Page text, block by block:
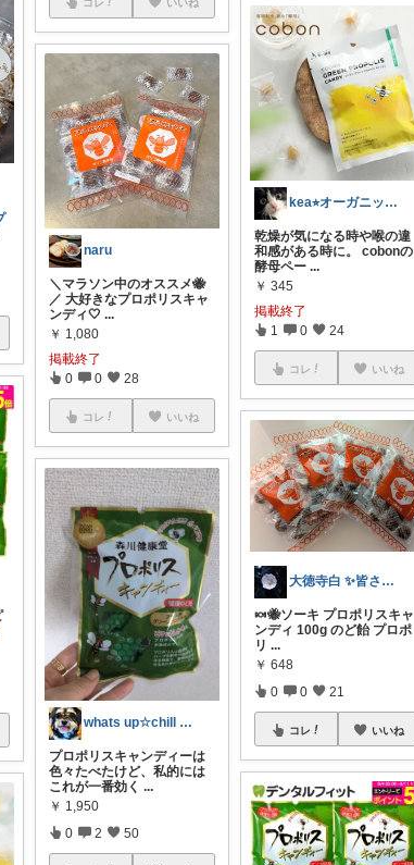
naru
＼マラソン中のオススメ🐝
／ 大好きなプロポリスキャ
ンディ🤍...
￥ 1,080
掲載終了
0 0 28
コレ いいね
whats up☆chill out
プロポリスキャンディーは
色々たべたけど、私的には
これが一番効く ...
￥ 1,950
0 2 50
kea⭐︎オーガニックアイテム
乾燥が気になる時や喉の違
和感がある時に。 cobonの
酵母ペー ...
￥ 345
掲載終了
1 0 24
コレ いいね
大徳寺白 ✨皆さまに感謝.₊ ⊹🎀 *
🍬🐝ソーキ プロポリスキャ
ンディ 100g のど飴 プロポ
リ ...
￥ 648
0 0 21
コレ いいね